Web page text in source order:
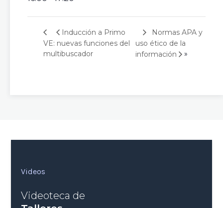
Inducción a Primo
VE: nuevas funciones del
multibuscador
Normas APA y
uso ético de la
información
»
Videos
Videoteca de